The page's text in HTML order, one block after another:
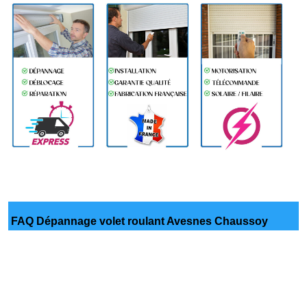
FAQ Dépannage volet roulant Avesnes Chaussoy